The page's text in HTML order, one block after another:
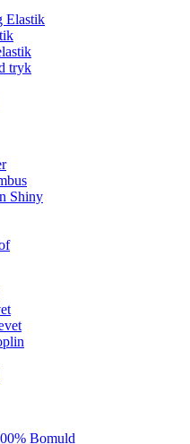
Elastik
tryk
Shiny
Bomuld